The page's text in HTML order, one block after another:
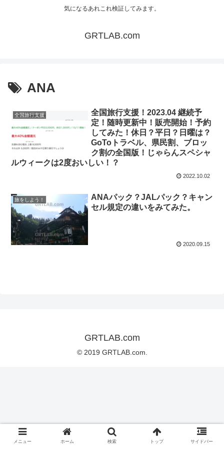
気になるあれこれ検証してみます。
GRTLAB.com
ANA
全国旅行支援
全国旅行支援！2023.04 継続予
定！随時更新中！販売開始！予約
してみた！休日？平日？日曜は？
GoToトラベル、県民割、ブロッ
ク割の全国版！じゃらんスペシャ
ルウィークは2度おいしい！？
2022.10.02
旅をしよう！
ANAパック？JALパック？キャン
セル規定の違いをみてみた。
2020.09.15
GRTLAB.com
© 2019 GRTLAB.com.
メニュー ホーム 検索 トップ サイドバー